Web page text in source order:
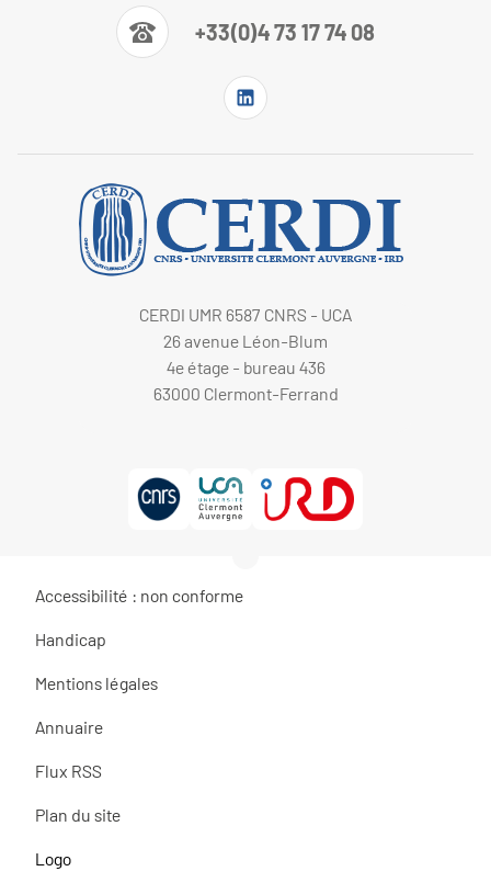
+33(0)4 73 17 74 08
CERDI UMR 6587 CNRS - UCA
26 avenue Léon-Blum
4e étage - bureau 436
63000 Clermont-Ferrand
Accessibilité : non conforme
Handicap
Mentions légales
Annuaire
Flux RSS
Plan du site
Logo